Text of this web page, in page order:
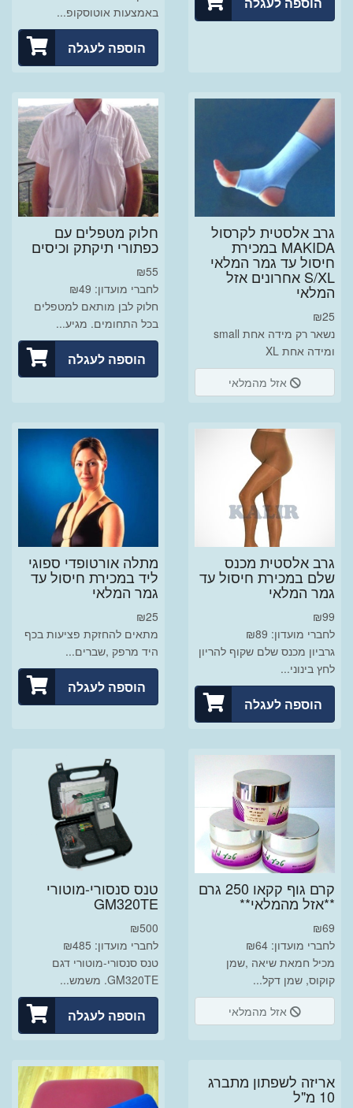
באמצעות אוטוסקופ...
הוספה לעגלה
גרב אלסטית לקרסול
MAKIDA במכירת
חיסול עד גמר המלאי
S/XL אחרונים אזל
המלאי
₪25
נשאר רק מידה אחת small
ומידה אחת XL
אזל מהמלאי
חלוק מטפלים עם
כפתורי תיקתק וכיסים
₪55
לחברי מועדון: ₪49
חלוק לבן מותאם למטפלים
בכל התחומים. מגיע...
הוספה לעגלה
גרב אלסטית מכנס
שלם במכירת חיסול עד
גמר המלאי
₪99
לחברי מועדון: ₪89
גרביון מכנס שלם שקוף להריון
לחץ בינוני...
הוספה לעגלה
מתלה אורטופדי ספוגי
ליד במכירת חיסול עד
גמר המלאי
₪25
מתאים להחזקת פציעות בכף
היד מרפק ,שברים...
הוספה לעגלה
קרם גוף קקאו 250 גרם
**אזל מהמלאי**
₪69
לחברי מועדון: ₪64
מכיל חמאת שיאה ,שמן
קוקוס, שמן דקל...
אזל מהמלאי
טנס סנסורי-מוטורי
GM320TE
₪500
לחברי מועדון: ₪485
טנס סנסורי-מוטורי דגם
GM320TE. משמש...
הוספה לעגלה
אריזה לשפתון מתברג
10 מ"ל